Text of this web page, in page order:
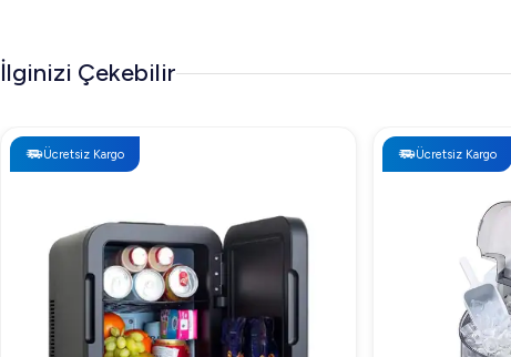
İlginizi Çekebilir
Ücretsiz Kargo Ücretsiz Kargo